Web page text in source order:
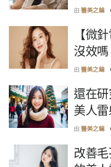
由 醫美之鑰
【微
沒效
由 醫美之鑰
還在
美人
由 醫美之鑰
改善